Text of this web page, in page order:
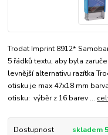
Trodat Imprint 8912*
5 řádků textu, aby byla
levnější alternativu razítka
otisku je max 47x18 mm
otisku: výběr z 16 barev ...
Dostupnost
skladem